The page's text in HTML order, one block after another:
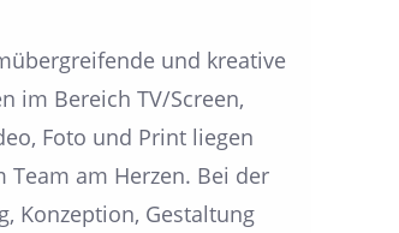
und kreative
im Bereich TV/Screen,
Foto und Print liegen
Team am Herzen. Bei der
Konzeption, Gestaltung